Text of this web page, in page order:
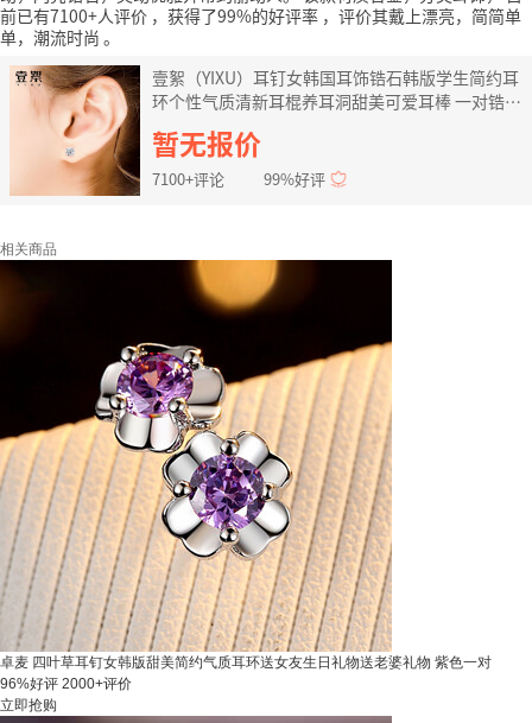
前已有7100+人评价 ，获得了99%的好评率 ，评价其戴上漂亮，简简单
单，潮流时尚 。
壹絮（YIXU）耳钉女韩国耳饰锆石韩版学生简约耳
环个性气质清新耳棍养耳洞甜美可爱耳棒 一对锆石
耳钉
暂无报价
7100+评论 99%好评
相关商品
卓麦 四叶草耳钉女韩版甜美简约气质耳环送女友生日礼物送老婆礼物 紫色一对
96%好评 2000+评价
立即抢购